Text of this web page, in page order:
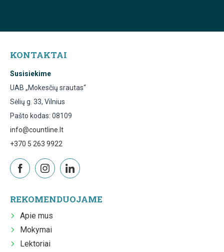
KONTAKTAI
Susisiekime
UAB „Mokesčių srautas“
Sėlių g. 33, Vilnius
Pašto kodas: 08109
info@countline.lt
+370 5 263 9922
REKOMENDUOJAME
Apie mus
Mokymai
Lektoriai